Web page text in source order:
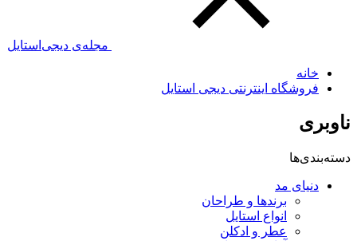
مجله‌ی دیجی‌استایل
خانه
فروشگاه اینترنتی دیجی استایل
ناوبری
دسته‌بندی‌ها
دنیای مد
برندها و طراحان
انواع استایل
عطر و ادکلن